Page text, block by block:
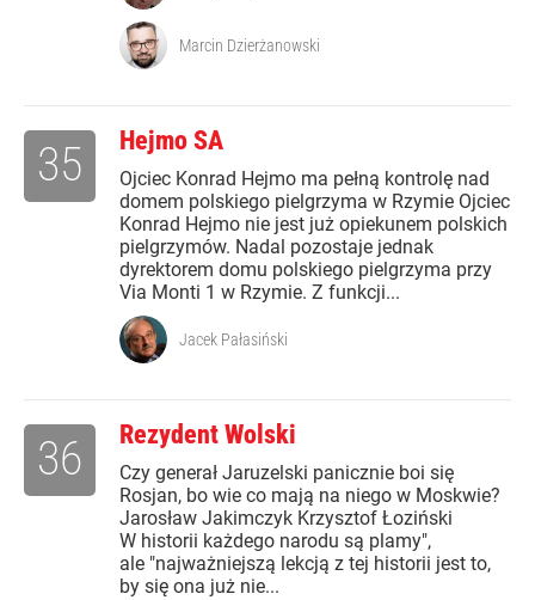
Marcin Dzierżanowski
Hejmo SA
Ojciec Konrad Hejmo ma pełną kontrolę nad
domem polskiego pielgrzyma w Rzymie Ojciec
Konrad Hejmo nie jest już opiekunem polskich
pielgrzymów. Nadal pozostaje jednak
dyrektorem domu polskiego pielgrzyma przy
Via Monti 1 w Rzymie. Z funkcji...
35
Jacek Pałasiński
Rezydent Wolski
Czy generał Jaruzelski panicznie boi się
Rosjan, bo wie co mają na niego w Moskwie?
Jarosław Jakimczyk Krzysztof Łoziński
W historii każdego narodu są plamy",
ale "najważniejszą lekcją z tej historii jest to,
by się ona już nie...
36